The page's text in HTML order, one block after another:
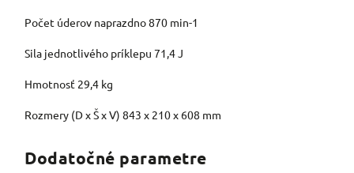
Počet úderov naprazdno 870 min-1
Sila jednotlivého príklepu 71,4 J
Hmotnosť 29,4 kg
Rozmery (D x Š x V) 843 x 210 x 608 mm
Dodatočné parametre